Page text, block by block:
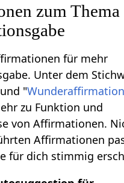
zum Thema
für mehr
Unter dem
"
zu Funktion und
von Affirmationen.
Affirmationen
für dich stimmig